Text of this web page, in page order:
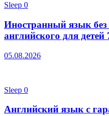
Sleep 0
Иностранный язык
английского для
05.08.2026
Sleep 0
Английский язык с